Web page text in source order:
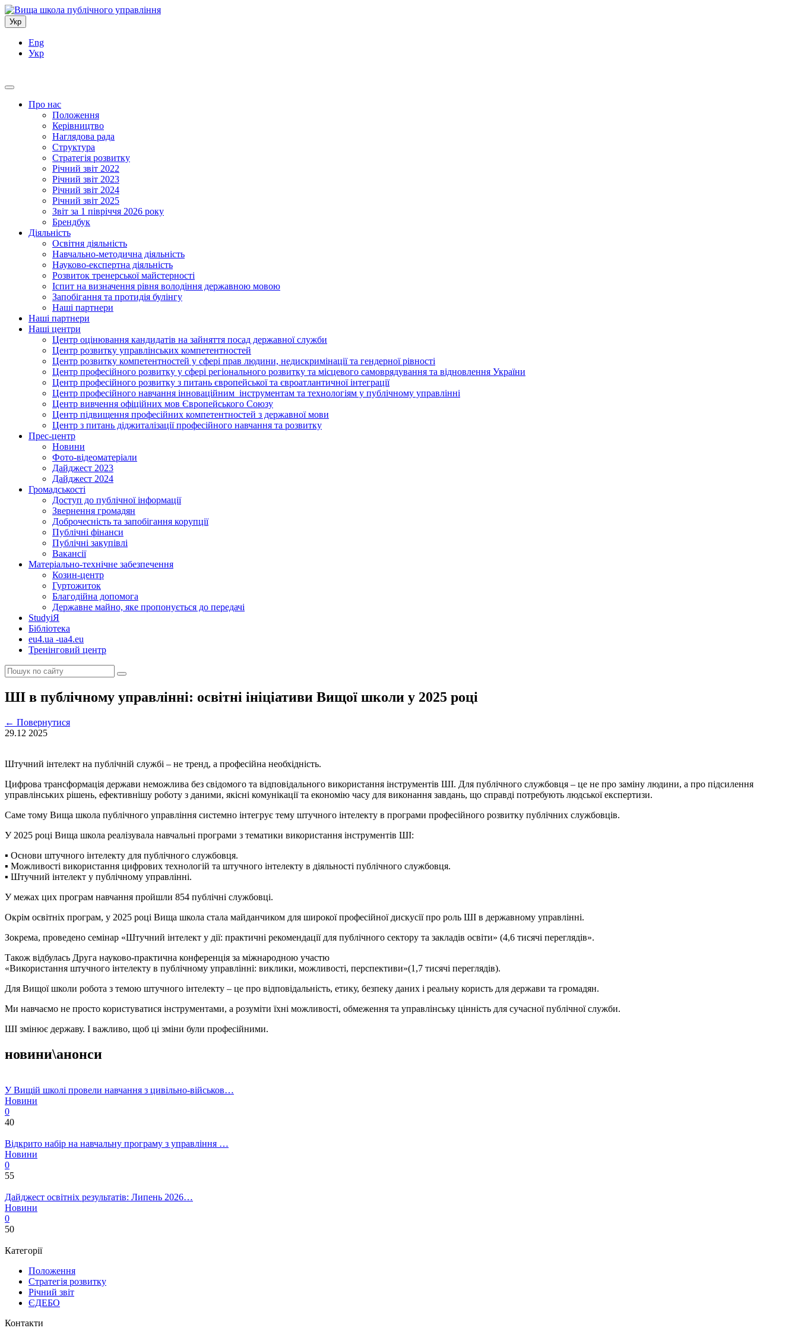
Укр
Eng
Укр
Про нас
Положення
Керівництво
Наглядова рада
Структура
Стратегія розвитку
Річний звіт 2022
Річний звіт 2023
Річний звіт 2024
Річний звіт 2025
Звіт за 1 півріччя 2026 року
Брендбук
Діяльність
Освітня діяльність
Навчально-методична діяльність
Науково-експертна діяльність
Розвиток тренерської майстерності
Іспит на визначення рівня володіння державною мовою
Запобігання та протидія булінгу
Наші партнери
Наші партнери
Наші центри
Центр оцінювання кандидатів на зайняття посад державної служби
Центр розвитку управлінських компетентностей
Центр розвитку компетентностей у сфері прав людини, недискримінації та гендерної рівності
Центр професійного розвитку у сфері регіонального розвитку та місцевого самоврядування та відновлення України
Центр професійного розвитку з питань європейської та євроатлантичної інтеграції
Центр професійного навчання інноваційним інструментам та технологіям у публічному управлінні
Центр вивчення офіційних мов Європейського Союзу
Центр підвищення професійних компетентностей з державної мови
Центр з питань діджиталізації професійного навчання та розвитку
Прес-центр
Новини
Фото-відеоматеріали
Дайджест 2023
Дайджест 2024
Громадськості
Доступ до публічної інформації
Звернення громадян
Доброчесність та запобігання корупції
Публічні фінанси
Публічні закупівлі
Вакансії
Матеріально-технічне забезпечення
Козин-центр
Гуртожиток
Благодійна допомога
Державне майно, яке пропонується до передачі
StudyіЯ
Бібліотека
eu4.ua -ua4.eu
Тренінговий центр
ШІ в публічному управлінні: освітні ініціативи Вищої школи у 2025 році
← Повернутися
29.12 2025
Штучний інтелект на публічній службі – не тренд, а професійна необхідність.
Цифрова трансформація держави неможлива без свідомого та відповідального використання інструментів ШІ. Для публічного службовця – це не про заміну людини, а про підсилення
управлінських рішень, ефективнішу роботу з даними, якісні комунікації та економію часу для виконання завдань, що справді потребують людської експертизи.
Саме тому Вища школа публічного управління системно інтегрує тему штучного інтелекту в програми професійного розвитку публічних службовців.
У 2025 році Вища школа реалізувала навчальні програми з тематики використання інструментів ШІ:
▪️ Основи штучного інтелекту для публічного службовця.
▪️ Можливості використання цифрових технологій та штучного інтелекту в діяльності публічного службовця.
▪️ Штучний інтелект у публічному управлінні.
У межах цих програм навчання пройшли 854 публічні службовці.
Окрім освітніх програм, у 2025 році Вища школа стала майданчиком для широкої професійної дискусії про роль ШІ в державному управлінні.
Зокрема, проведено семінар «Штучний інтелект у дії: практичні рекомендації для публічного сектору та закладів освіти» (4,6 тисячі переглядів».
Також відбулась Друга науково-практична конференція за міжнародною участю
«Використання штучного інтелекту в публічному управлінні: виклики, можливості, перспективи»(1,7 тисячі переглядів).
Для Вищої школи робота з темою штучного інтелекту – це про відповідальність, етику, безпеку даних і реальну користь для держави та громадян.
Ми навчаємо не просто користуватися інструментами, а розуміти їхні можливості, обмеження та управлінську цінність для сучасної публічної служби.
ШІ змінює державу. І важливо, щоб ці зміни були професійними.
новини\анонси
У Вищій школі провели навчання з цивільно-військов…
Новини
0
40
Відкрито набір на навчальну програму з управління …
Новини
0
55
Дайджест освітніх результатів: Липень 2026…
Новини
0
50
Категорії
Положення
Стратегія розвитку
Річний звіт
ЄДЕБО
Контакти